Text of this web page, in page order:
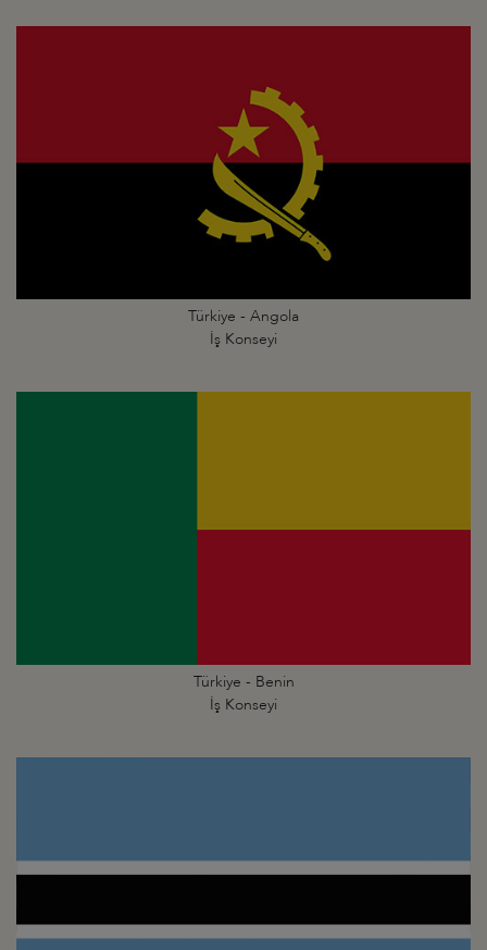
Türkiye - Angola
İş Konseyi
Türkiye - Benin
İş Konseyi